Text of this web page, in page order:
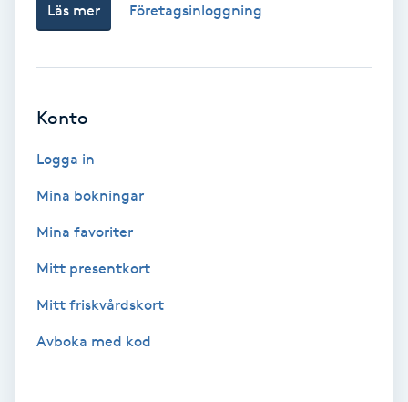
Torrborstning
Triggerpunktsmassage
Trådning
Träning
Vampyrbehandling
Läs mer Företagsinloggning
Konto
Logga in
Mina bokningar
Mina favoriter
Mitt presentkort
Mitt friskvårdskort
Avboka med kod